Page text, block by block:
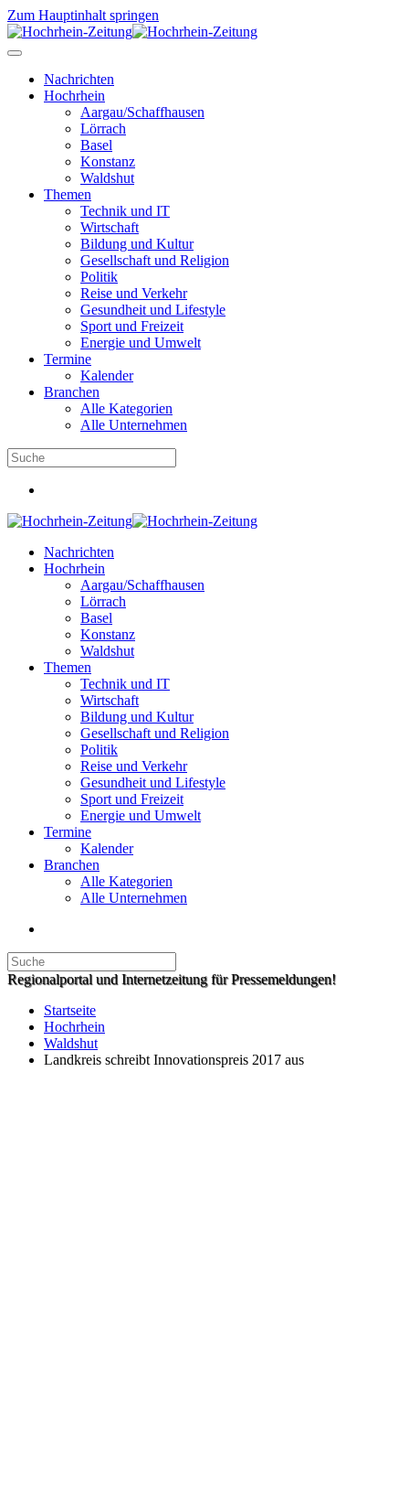
Zum Hauptinhalt springen
Nachrichten
Hochrhein
Aargau/Schaffhausen
Lörrach
Basel
Konstanz
Waldshut
Themen
Technik und IT
Wirtschaft
Bildung und Kultur
Gesellschaft und Religion
Politik
Reise und Verkehr
Gesundheit und Lifestyle
Sport und Freizeit
Energie und Umwelt
Termine
Kalender
Branchen
Alle Kategorien
Alle Unternehmen
Nachrichten
Hochrhein
Aargau/Schaffhausen
Lörrach
Basel
Konstanz
Waldshut
Themen
Technik und IT
Wirtschaft
Bildung und Kultur
Gesellschaft und Religion
Politik
Reise und Verkehr
Gesundheit und Lifestyle
Sport und Freizeit
Energie und Umwelt
Termine
Kalender
Branchen
Alle Kategorien
Alle Unternehmen
Regionalportal und Internetzeitung für Pressemeldungen!
Startseite
Hochrhein
Waldshut
Landkreis schreibt Innovationspreis 2017 aus